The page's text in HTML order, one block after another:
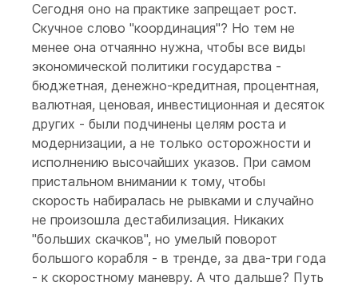
Сегодня оно на практике запрещает рост.
Скучное слово "координация"? Но тем не
менее она отчаянно нужна, чтобы все виды
экономической политики государства -
бюджетная, денежно-кредитная, процентная,
валютная, ценовая, инвестиционная и десяток
других - были подчинены целям роста и
модернизации, а не только осторожности и
исполнению высочайших указов. При самом
пристальном внимании к тому, чтобы
скорость набиралась не рывками и случайно
не произошла дестабилизация. Никаких
"больших скачков", но умелый поворот
большого корабля - в тренде, за два-три года
- к скоростному маневру. А что дальше? Путь